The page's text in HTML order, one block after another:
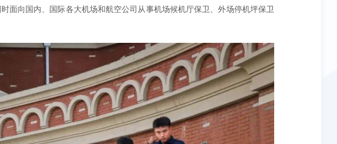
面向国内、国际各大机场和航空公司从事机场候机厅保卫、外场停机坪保卫